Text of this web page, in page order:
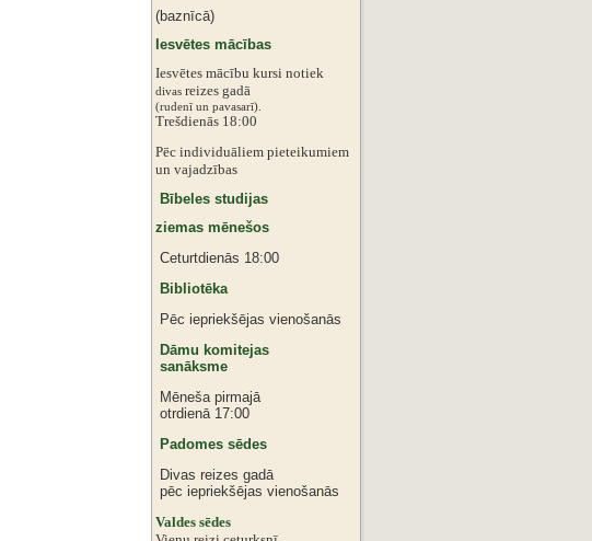
(baznīcā)
Iesvētes mācības
Iesvētes mācību kursi notiek
divas reizes gadā
‌‌(rudenī un pavasarī).
Trešdienās 18:00
Pēc individuāliem pieteikumiem
‌un vajadzības
Bībeles studijas
ziemas mēnešos
Ceturtdienās 18:00
Bibliotēka
Pēc iepriekšējas vienošanās
Dāmu komitejas
sanāksme
Mēneša pirmajā
otrdienā 17:00
Padomes sēdes
Divas reizes gadā
pēc iepriekšējas vienošanās
‌Valdes sēdes